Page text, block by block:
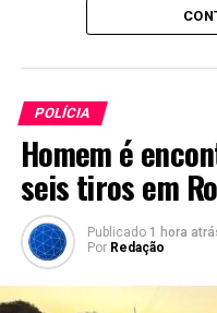
POLÍCIA
Homem é
seis tiros em
Publicado 1 hora
Por Redação